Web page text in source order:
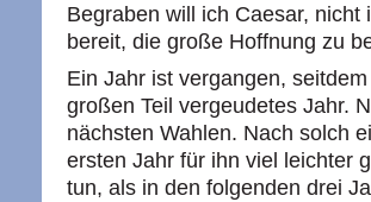
Begraben will ich Caesar,
bereit, die große Hoffnung zu
Ein Jahr ist vergangen,
großen Teil vergeudetes Jahr.
nächsten Wahlen. Nach solch
ersten Jahr für ihn viel leichter
tun, als in den folgenden drei